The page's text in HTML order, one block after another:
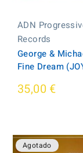
ADN
Records
George &
Fine Dream
35,00 €
Agotado